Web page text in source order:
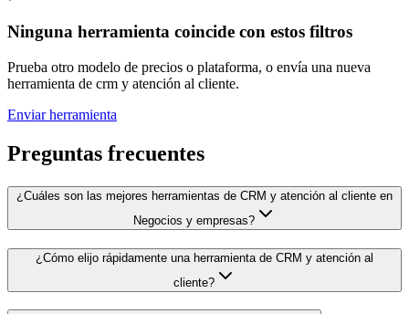
Ninguna herramienta coincide con estos filtros
Prueba otro modelo de precios o plataforma, o envía una nueva
herramienta de crm y atención al cliente.
Enviar herramienta
Preguntas frecuentes
¿Cuáles son las mejores herramientas de CRM y atención al cliente en
Negocios y empresas?
¿Cómo elijo rápidamente una herramienta de CRM y atención al
cliente?